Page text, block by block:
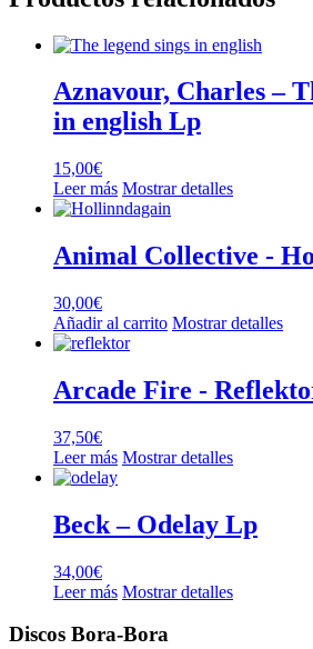
Aznavour, Charles –
in english Lp
15,00€
Leer más Mostrar detalles
Animal Collective ‎-
30,00€
Añadir al carrito Mostrar detalles
Arcade Fire ‎-
37,50€
Leer más Mostrar detalles
Beck – Odelay Lp
34,00€
Leer más Mostrar detalles
Discos Bora-Bora